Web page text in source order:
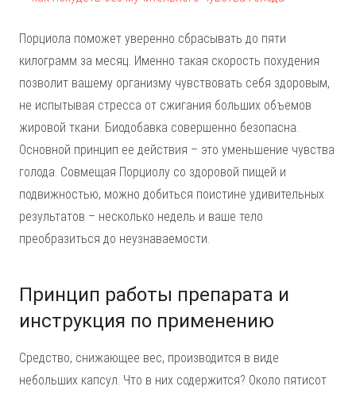
Порциола поможет уверенно сбрасывать до пяти
килограмм за месяц. Именно такая скорость похудения
позволит вашему организму чувствовать себя здоровым,
не испытывая стресса от сжигания больших объемов
жировой ткани. Биодобавка совершенно безопасна.
Основной принцип ее действия – это уменьшение чувства
голода. Совмещая Порциолу со здоровой пищей и
подвижностью, можно добиться поистине удивительных
результатов – несколько недель и ваше тело
преобразиться до неузнаваемости.
Принцип работы препарата и
инструкция по применению
Средство, снижающее вес, производится в виде
небольших капсул. Что в них содержится? Около пятисот